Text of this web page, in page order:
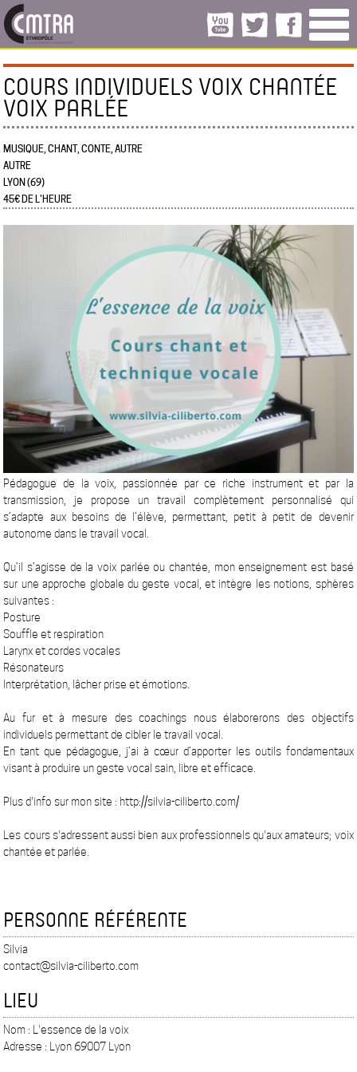
COURS INDIVIDUELS VOIX CHANTÉE
VOIX PARLÉE
MUSIQUE, CHANT, CONTE, AUTRE
AUTRE
LYON (69)
45€ DE L'HEURE
Pédagogue de la voix, passionnée par ce riche instrument et par la
transmission, je propose un travail complètement personnalisé qui
s’adapte aux besoins de l’élève, permettant, petit à petit de devenir
autonome dans le travail vocal.
Qu’il s’agisse de la voix parlée ou chantée, mon enseignement est basé
sur une approche globale du geste vocal, et intègre les notions, sphères
suivantes :
Posture
Souffle et respiration
Larynx et cordes vocales
Résonateurs
Interprétation, lâcher prise et émotions.
Au fur et à mesure des coachings nous élaborerons des objectifs
individuels permettant de cibler le travail vocal.
En tant que pédagogue, j’ai à cœur d’apporter les outils fondamentaux
visant à produire un geste vocal sain, libre et efficace.
Plus d'info sur mon site : http://silvia-ciliberto.com/
Les cours s'adressent aussi bien aux professionnels qu'aux amateurs; voix
chantée et parlée.
PERSONNE RÉFÉRENTE
Silvia
contact@silvia-ciliberto.com
LIEU
Nom : L'essence de la voix
Adresse : Lyon 69007 Lyon